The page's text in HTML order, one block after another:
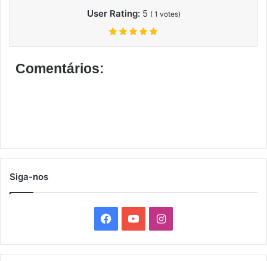
User Rating: 5 ( 1 votes)
Comentários:
Siga-nos
a
o
I
n